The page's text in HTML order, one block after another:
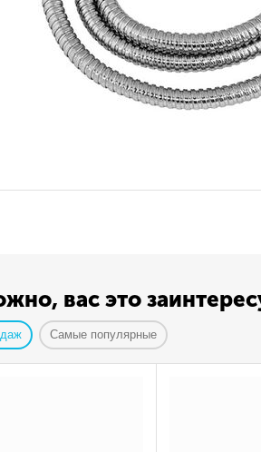
вас это
Самые популярные